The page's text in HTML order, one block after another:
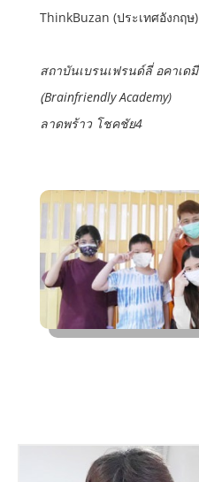
ThinkBuzan (ประเทศอังกฤษ)
สถาบันเบรนเฟรนด์ลี่ อคาเดมี่
(ฺBrainfriendly Academy)
ลาดพร้าว โชคชัย4